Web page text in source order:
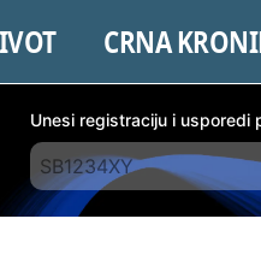
CRNA
Unesi registraciju i usporedi